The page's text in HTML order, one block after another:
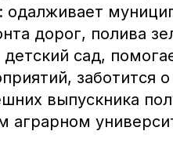
одалживает
дорог, полива
сад,
заботится
выпускника
аграрном